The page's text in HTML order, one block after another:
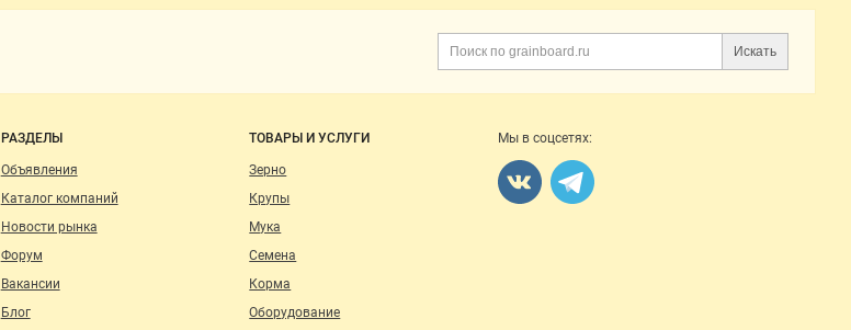
Искать
РАЗДЕЛЫ
Объявления
Каталог компаний
Новости рынка
Форум
Вакансии
Блог
ТОВАРЫ И УСЛУГИ
Зерно
Крупы
Мука
Семена
Корма
Оборудование
Мы в соцсетях: